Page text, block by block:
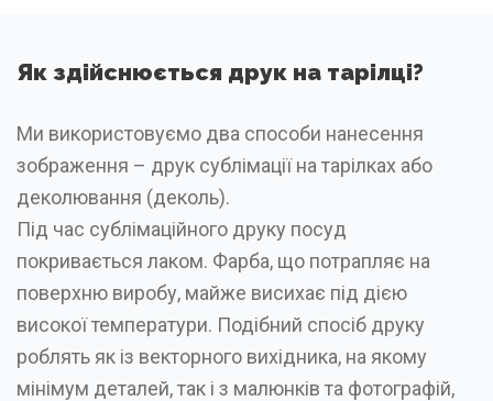
Як здійснюється друк на тарілці?
Ми використовуємо два способи нанесення
зображення – друк сублімації на тарілках або
деколювання (деколь).
Під час сублімаційного друку посуд
покривається лаком. Фарба, що потрапляє на
поверхню виробу, майже висихає під дією
високої температури. Подібний спосіб друку
роблять як із векторного вихідника, на якому
мінімум деталей, так і з малюнків та фотографій,